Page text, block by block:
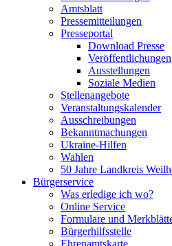
Amtsblatt
Pressemitteilungen
Presseportal
Download Presse
Veröffentlichungen
Ausstellungen
Soziale Medien
Stellenangebote
Veranstaltungskalender
Ausschreibungen
Bekanntmachungen
Ukraine-Hilfen
Wahlen
50 Jahre Landkreis
Bürgerservice
Was erledige ich wo?
Online Service
Formulare und
Bürgerhilfsstelle